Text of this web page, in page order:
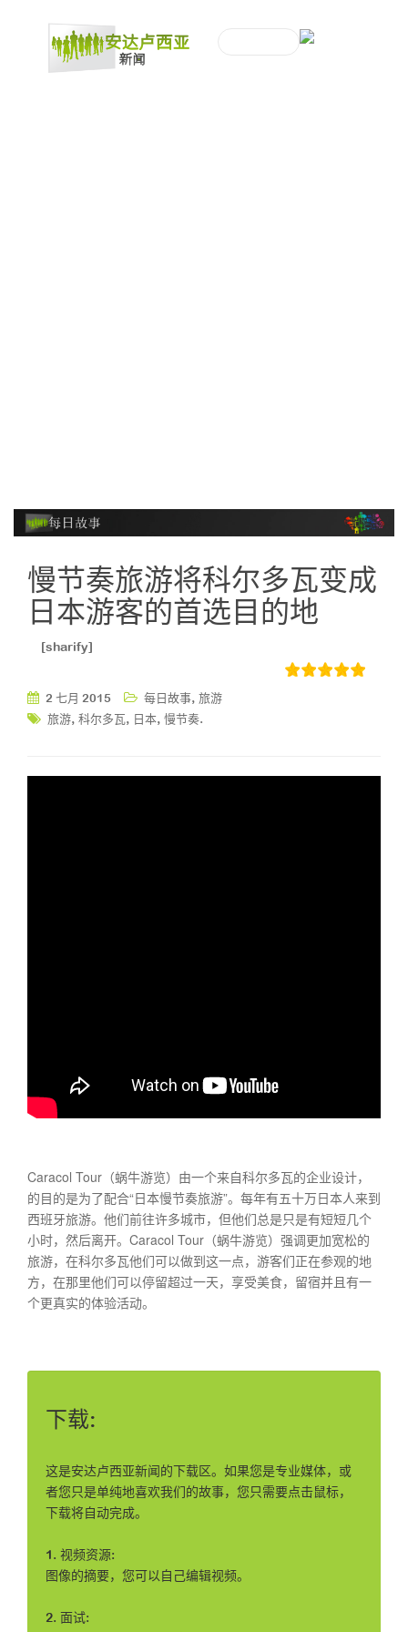
慢节奏旅游将科尔多瓦变成
日本游客的首选目的地
[sharify]
2 七月 2015 每日故事, 旅游
旅游, 科尔多瓦, 日本, 慢节奏.
Caracol Tour（蜗牛游览）由一个来自科尔多瓦的企业设计，
的目的是为了配合“日本慢节奏旅游”。每年有五十万日本人来到
西班牙旅游。他们前往许多城市，但他们总是只是有短短几个
小时，然后离开。Caracol Tour（蜗牛游览）强调更加宽松的
旅​​游，在科尔多瓦他们可以做到这一点，游客们正在参观的地
方，在那里他们可以停留超过一天，享受美食，留宿并且有一
个更真实的体验活动。
下载:
这是安达卢西亚新闻的下载区。如果您是专业媒体，或
者您只是单纯地喜欢我们的故事，您只需要点击鼠标，
下载将自动完成。
1. 视频资源:
图像的摘要，您可以自己编辑视频。
2. 面试: